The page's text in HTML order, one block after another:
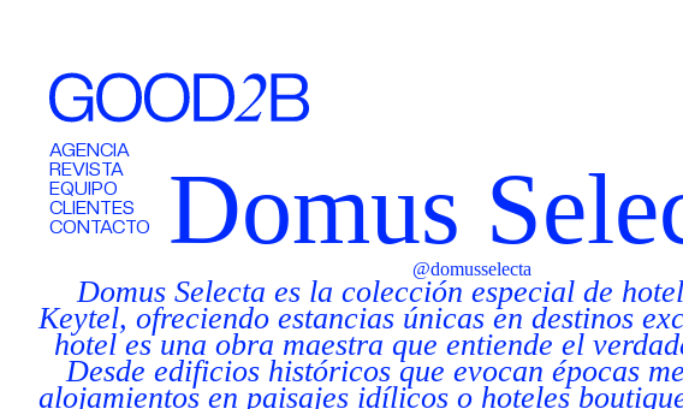
AGENCIA
REVISTA
EQUIPO
CLIENTES
CONTACTO
Domus
@domusselecta
Domus Selecta es la colección especial de
Keytel, ofreciendo estancias únicas en destinos
hotel es una obra maestra que entiende el
Desde edificios históricos que evocan épocas
alojamientos en paisajes idílicos o hoteles